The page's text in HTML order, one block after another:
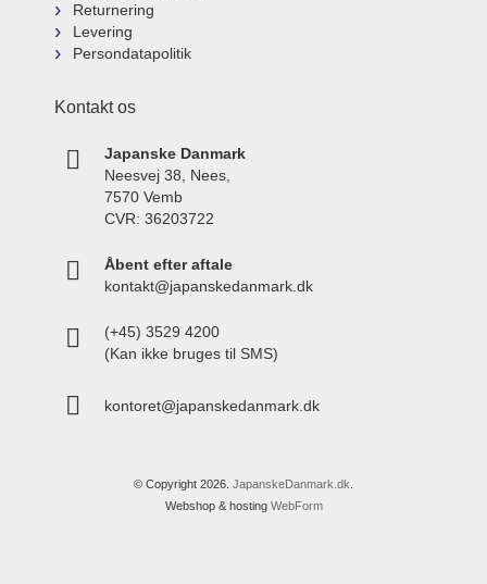
Returnering
Levering
Persondatapolitik
Kontakt os
Japanske Danmark
Neesvej 38, Nees,
7570 Vemb
CVR: 36203722
Åbent efter aftale
kontakt@japanskedanmark.dk
(+45) 3529 4200
(Kan ikke bruges til SMS)
kontoret@japanskedanmark.dk
© Copyright 2026. JapanskeDanmark.dk
Webshop & hosting WebForm